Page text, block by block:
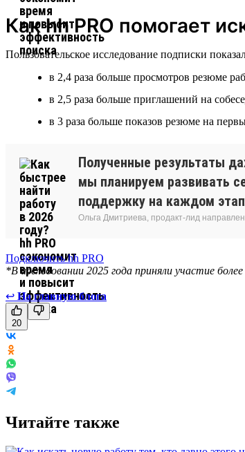
Как hh PRO помогает
Пользовательское исследование подписки
в 2,4 раза больше просмотров резюме
в 2,5 раза больше приглашений на
в 3 раза больше показов резюме на
Полученные результаты
мы планируем развивать
поддержку на каждом
Ольга Дмитриева, продакт-лид
Подключить hh PRO
*В исследовании 2025 года приняли участие
↩ На главную блога
20
Читайте также